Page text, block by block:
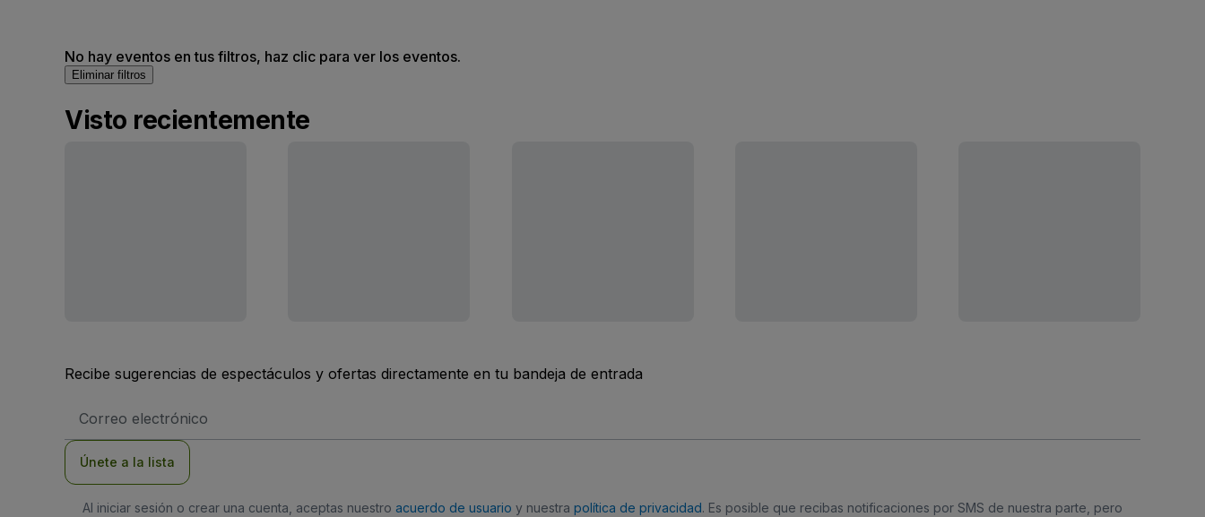
No hay eventos en tus filtros, haz clic para ver los eventos.
Eliminar filtros
Visto recientemente
Recibe sugerencias de espectáculos y ofertas directamente en tu bandeja de entrada
de
Únete a la lista
Al iniciar sesión o crear una cuenta, aceptas nuestro acuerdo de usuario y nuestra política de privacidad. Es posible que recibas notificaciones por SMS de nuestra parte, pero